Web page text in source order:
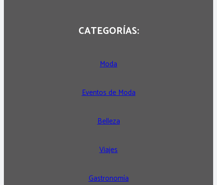
CATEGORÍAS:
Moda
Eventos de Moda
Belleza
Viajes
Gastronomía